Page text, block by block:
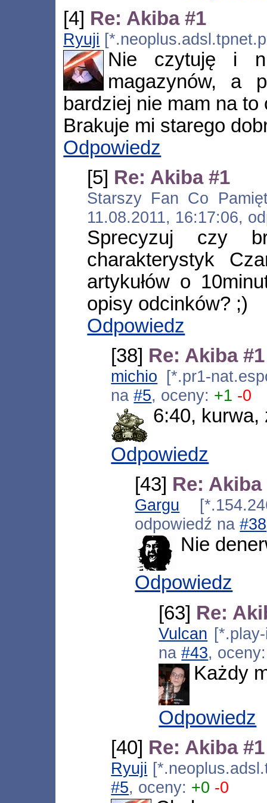
[4] Re: Akiba #1
Ryuji
Nie czytuję i
magazynów, a
bardziej nie mam na to
Brakuje mi starego
Odpowiedz
[5] Re: Akiba #1
Starszy Fan Co
11.08.2011, 16:17:06,
Sprecyzuj czy
charakterystyk
artykułów o
opisy odcinków? ;)
Odpowiedz
[38] Re: Akiba #1
michio [*.pr1-
na#5, oceny: +1 -0
6:40, kurwa,
Odpowiedz
[43] Re: Akiba
Gargu
odpowiedź na#38
Nie
Odpowiedz
[63] Re:
Vulcan
na#43,
Każdy
Odpowiedz
[40] Re: Akiba #1
Ryuji
#5, oceny: +0 -0